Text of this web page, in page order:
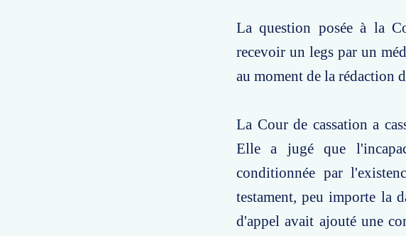
La question posée à la
recevoir un legs par un
au moment de la rédaction
La Cour de cassation a
Elle a jugé que
conditionnée par
testament, peu importe la
d'appel avait ajouté une